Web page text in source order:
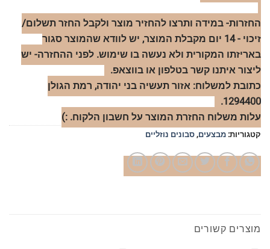
החזרות- במידה ותרצו להחזיר מוצר ולקבל החזר תשלום/
זיכוי - 14 יום מקבלת המוצר, יש לוודא שהמוצר סגור
באריזתו המקורית ולא נעשה בו שימוש. לפני ההחזרה- יש
ליצור איתנו קשר בטלפון או בווצאפ.
כתובת למשלוח: אזור תעשיה בני יהודה, רמת הגולן
1294400.
עלות משלוח החזרת המוצר על חשבון הלקוח. :)
קטגוריות: מבצעים,סבונים נוזליים
מוצרים קשורים